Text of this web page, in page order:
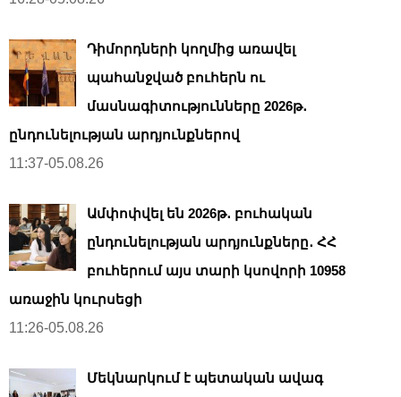
Դիմորդների կողմից առավել
պահանջված բուհերն ու
մասնագիտությունները 2026թ․
ընդունելության արդյունքներով
11:37-05.08.26
Ամփոփվել են 2026թ․ բուհական
ընդունելության արդյունքները․ ՀՀ
բուհերում այս տարի կսովորի 10958
առաջին կուրսեցի
11:26-05.08.26
Մեկնարկում է պետական ավագ